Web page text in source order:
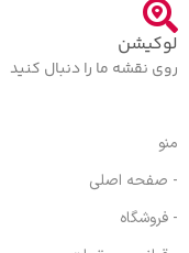
لوکیشن
روی نقشه ما را دنبال کنید
منو
- صفحه اصلی
- فروشگاه